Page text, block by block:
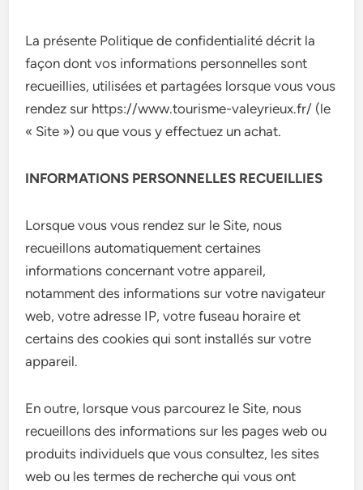
La présente Politique de confidentialité décrit la
façon dont vos informations personnelles sont
recueillies, utilisées et partagées lorsque vous vous
rendez sur https://www.tourisme-valeyrieux.fr/ (le
« Site ») ou que vous y effectuez un achat.
INFORMATIONS PERSONNELLES RECUEILLIES
Lorsque vous vous rendez sur le Site, nous
recueillons automatiquement certaines
informations concernant votre appareil,
notamment des informations sur votre navigateur
web, votre adresse IP, votre fuseau horaire et
certains des cookies qui sont installés sur votre
appareil.
En outre, lorsque vous parcourez le Site, nous
recueillons des informations sur les pages web ou
produits individuels que vous consultez, les sites
web ou les termes de recherche qui vous ont